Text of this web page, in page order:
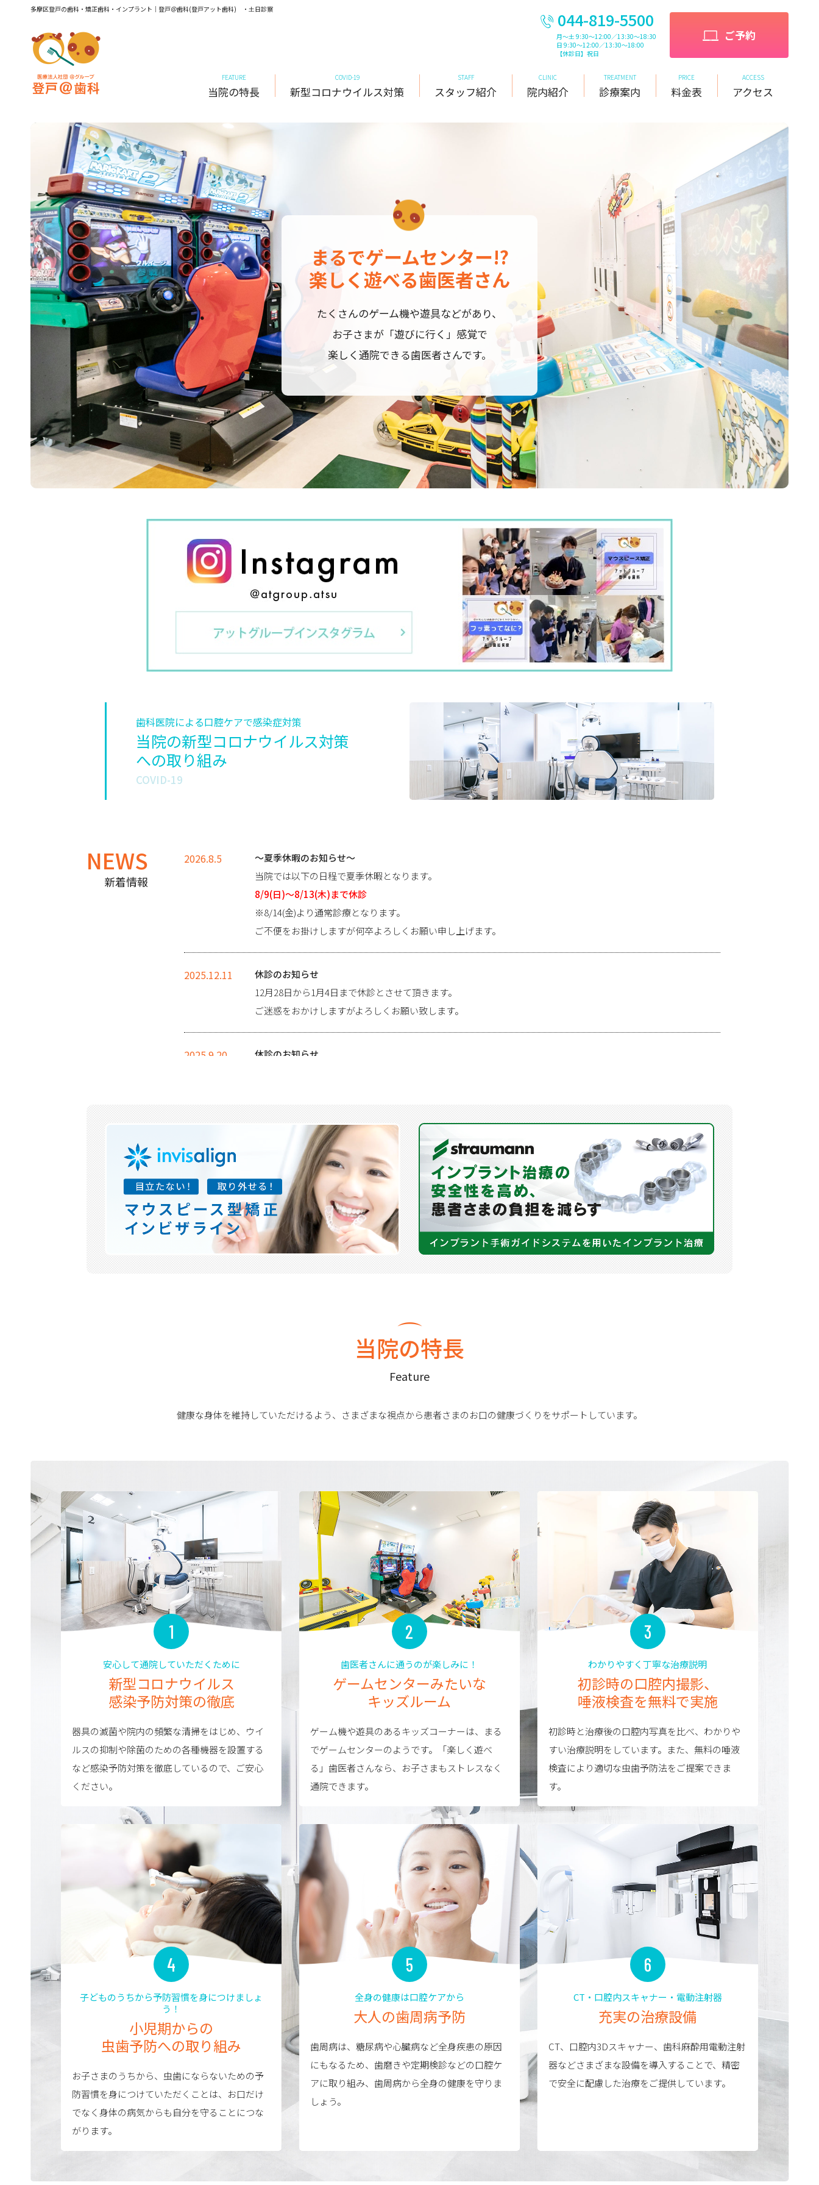
多摩区登戸の歯科・矯正歯科・インプラント｜登戸＠歯科(登戸アット歯科) ・土日診察 044-819-5500
月～土 9:30～12:00／13:30～18:30
日 9:30～12:00／13:30～18:00
【休診日】祝日
ご予約
FEATURE
当院の特長
COVID-19
新型コロナウイルス対策
STAFF
スタッフ紹介
CLINIC
院内紹介
TREATMENT
診療案内
予防・メンテナンス 小児歯科 一般治療 インプラントによる治療
矯正歯科 審美的歯科治療 口腔外科
PRICE
料金表
ACCESS
アクセス
感染予防対策を徹底
安心して通える歯科医院
ウイルスの抑制や除菌のための
各種機器を設置するなど感染対策を
徹底しているのでご安心ください。
まるでゲームセンター!?
楽しく遊べる歯医者さん
たくさんのゲーム機や遊具などがあり、
お子さまが「遊びに行く」感覚で
楽しく通院できる歯医者さんです。
子どもから大人まで
お口から全身を健康に
生涯いきいきと元気な身体で
過ごしていただけるよう、丁寧な口腔ケアで
お口の健康づくりをサポートします。
歯科医院による口腔ケアで感染症対策
当院の新型コロナウイルス対策
への取り組み
COVID-19
NEWS
新着情報
2026.8.5
～夏季休暇のお知らせ～
当院では以下の日程で夏季休暇となります。
8/9(日)～8/13(木)まで休診
※8/14(金)より通常診療となります。
ご不便をお掛けしますが何卒よろしくお願い申し上げます。
2025.12.11
休診のお知らせ
12月28日から1月4日まで休診とさせて頂きます。
ご迷惑をおかけしますがよろしくお願い致します。
2025.9.20
休診のお知らせ
～夏季休暇のお知らせ～
当院では以下の日程で夏季休暇となります。
8/10(日)～8/14(木)まで休診
※8/15(金)より通常診療となります。
ご不便をお掛けしますが何卒よろしくお願い申し上げます。
2025.7.1
＜ワイヤー矯正治療について＞
ご迷惑お掛け致しますが何卒ご了承のほどよろしくお願い致します。
2024.9.1
＜お知らせ＞
WEB予約で空きが無い場合でも、お電話にてお問合せいただけましたらご案内可能な場合がございます。
どうぞお気兼ねなくお問い合わせください。
（ご希望に添えないこともありますのでご理解いただけますと幸いです。）
2021.11.10
＜女性医師在籍しております＞
女性医師による治療をご希望の方は、お気軽にお申し付けください。
当院の特長
Feature
健康な身体を維持していただけるよう、さまざまな視点から患者さまのお口の健康づくりをサポートしています。
1
安心して通院していただくために
新型コロナウイルス
感染予防対策の徹底
器具の滅菌や院内の頻繁な清掃をはじめ、ウイ
ルスの抑制や除菌のための各種機器を設置する
など感染予防対策を徹底しているので、ご安心
ください。
2
歯医者さんに通うのが楽しみに！
ゲームセンターみたいな
キッズルーム
ゲーム機や遊具のあるキッズコーナーは、まる
でゲームセンターのようです。「楽しく遊べ
る」歯医者さんなら、お子さまもストレスなく
通院できます。
3
わかりやすく丁寧な治療説明
初診時の口腔内撮影、
唾液検査を無料で実施
初診時と治療後の口腔内写真を比べ、わかりや
すい治療説明をしています。また、無料の唾液
検査により適切な虫歯予防法をご提案できま
す。
4
子どものうちから予防習慣を身につけましょ
う！
小児期からの
虫歯予防への取り組み
お子さまのうちから、虫歯にならないための予
防習慣を身につけていただくことは、お口だけ
でなく身体の病気からも自分を守ることにつな
がります。
5
全身の健康は口腔ケアから
大人の歯周病予防
歯周病は、糖尿病や心臓病など全身疾患の原因
にもなるため、歯磨きや定期検診などの口腔ケ
アに取り組み、歯周病から全身の健康を守りま
しょう。
6
CT・口腔内スキャナー・電動注射器
充実の治療設備
CT、口腔内3Dスキャナー、歯科麻酔用電動注射
器などさまざまな設備を導入することで、精密
で安全に配慮した治療をご提供しています。
予防・メンテナンス
矯正歯科 審美的歯科治療 口腔外科